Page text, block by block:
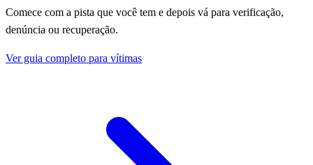
Comece com a pista que você tem e depois vá para verificação,
denúncia ou recuperação.
Ver guia completo para vítimas